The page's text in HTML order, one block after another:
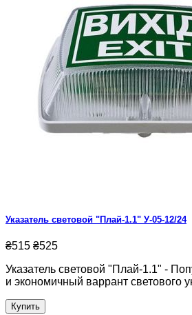
Указатель световой "Плай-1.1" У-05-12/24
₴515 ₴525
Указатель световой "Плай-1.1" -
и экономичный варрант светового
Купить